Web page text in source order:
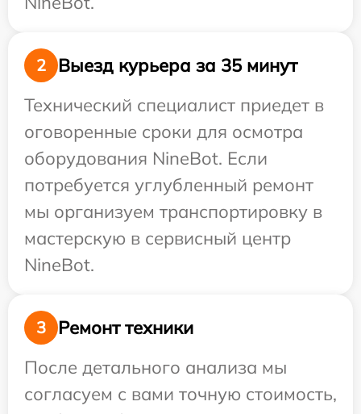
2
Выезд курьера за 35 минут
Технический специалист приедет в
оговоренные сроки для осмотра
оборудования NineBot. Если
потребуется углубленный ремонт
мы организуем транспортировку в
мастерскую в сервисный центр
NineBot.
3
Ремонт техники
После детального анализа мы
согласуем с вами точную стоимость,